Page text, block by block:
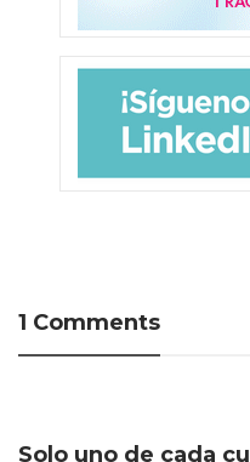
1 Comments
Solo uno de cada